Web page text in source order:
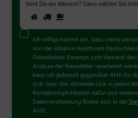
Sind Sie ein Mensch? Dann wählen Sie
Sind
Sie
ein
Mensch?
Dann
wählen
Sie
bitte
das
Haus.
1 2
Ich willige hiermit ein, dass meine
von der Alliance Healthcare
Dienstleister Emarsys zum Versand
Analyse der Newsletter verarbeitet
kann ich jederzeit gegenüber AHD für
(z.B. über den Abmelde-Link in jedem
Kontaktmöglichkeiten dafür und
Datenverarbeitung finden sich in der
AHD.